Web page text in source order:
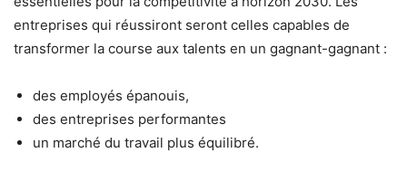
entreprises qui réussiront seront celles capables de
transformer la course aux talents en un gagnant-gagnant :
des employés épanouis,
des entreprises performantes
un marché du travail plus équilibré.